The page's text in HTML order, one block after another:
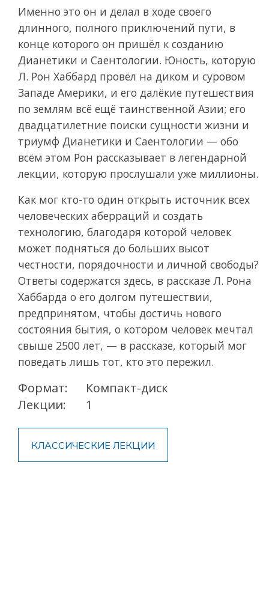
Именно это он и делал в ходе своего
длинного, полного приключений пути, в
конце которого он пришёл к созданию
Дианетики и Саентологии. Юность, которую
Л. Рон Хаббард провёл на диком и суровом
Западе Америки, и его далёкие путешествия
по землям всё ещё таинственной Азии; его
двадцатилетние поиски сущности жизни и
триумф Дианетики и Саентологии — обо
всём этом Рон рассказывает в легендарной
лекции, которую прослушали уже миллионы.
Как мог кто-то один открыть источник всех
человеческих аберраций и создать
технологию, благодаря которой человек
может подняться до больших высот
честности, порядочности и личной свободы?
Ответы содержатся здесь, в рассказе Л. Рона
Хаббарда о его долгом путешествии,
предпринятом, чтобы достичь нового
состояния бытия, о котором человек мечтал
свыше 2500 лет, — в рассказе, который мог
поведать лишь тот, кто это пережил.
Формат:
Компакт-диск
Лекции:
1
КЛАССИЧЕСКИЕ ЛЕКЦИИ